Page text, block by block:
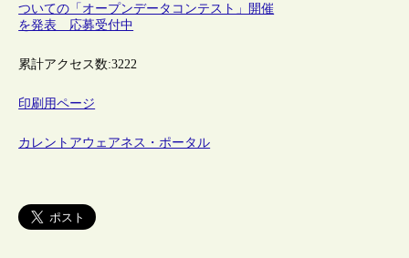
ついての「オープンデータコンテスト」開催
を発表 応募受付中
累計アクセス数:3222
印刷用ページ
カレントアウェアネス・ポータル